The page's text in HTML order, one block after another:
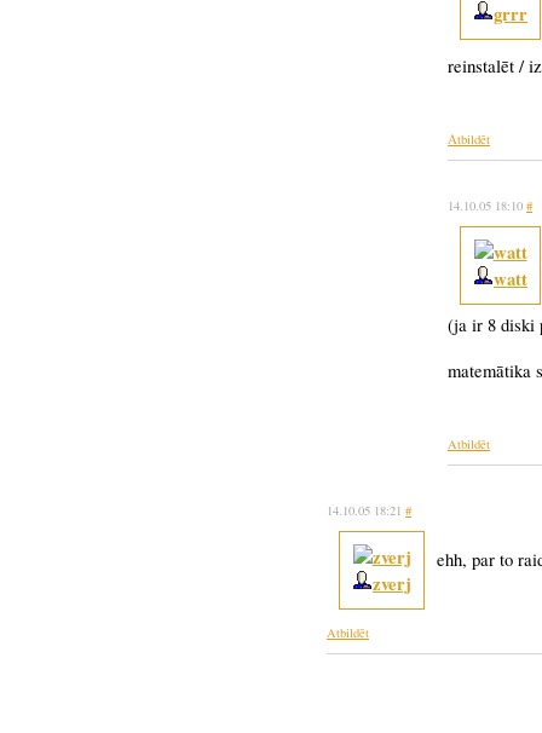
grrr
reinstalēt /
Atbildēt
14.10.05 18:10 #
watt
(ja ir 8 diski
matemātika
Atbildēt
14.10.05 18:21 #
zverj
ehh, par to
Atbildēt